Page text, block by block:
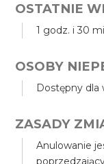
OSTATNIE
1 godz. i 30
OSOBY
Dostępny dla
ZASADY
Anulowanie